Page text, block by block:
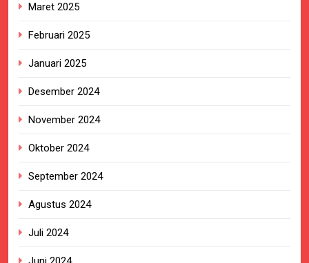
Maret 2025
Februari 2025
Januari 2025
Desember 2024
November 2024
Oktober 2024
September 2024
Agustus 2024
Juli 2024